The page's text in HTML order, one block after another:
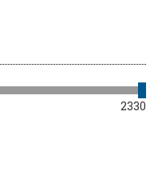
2330